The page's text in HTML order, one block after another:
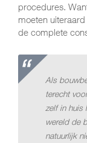
procedures.
moeten
de complete
Als
terecht
zelf in huis
wereld de
natuurlijk